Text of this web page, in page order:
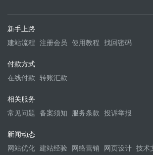
新手上路
建站流程
注册会员 使用教程 找回密码
付款方式
在线付款
转账汇款
相关服务
常见问题
备案须知 服务条款 投诉举报
新闻动态
网站优化 建站经验 网络营销 网页设计 技术